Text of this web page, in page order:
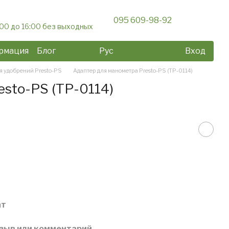
до 16:00 без выходных
095 609-98-92
Блог
Рус Вход
удобрений Presto-PS Адаптер для манометра Presto-PS (TP-0114)
PS (TP-0114)